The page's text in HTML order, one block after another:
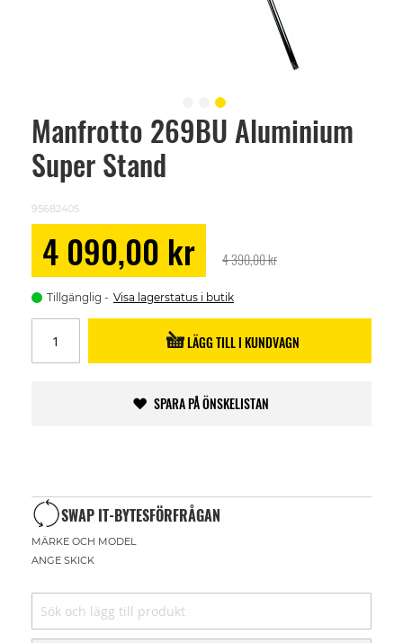
Manfrotto 269BU Aluminium
Super Stand
95682405
Price
4 090,00 kr 4 390,00 kr
Tillgänglig Visa lagerstatus i butik
LÄGG TILL I KUNDVAGN
SPARA PÅ ÖNSKELISTAN
SWAP IT-BYTESFÖRFRÅGAN
MÄRKE OCH MODEL
ANGE SKICK
Skip
beginning
images
gallery